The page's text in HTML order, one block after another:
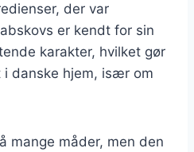
der var
er kendt for sin
karakter, hvilket gør
danske hjem, især om
mange måder, men den